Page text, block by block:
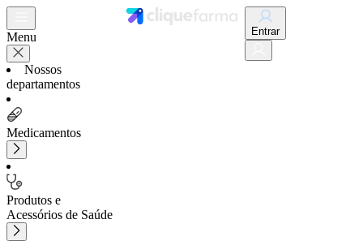
Menu
Nossos
departamentos
Medicamentos
Produtos e
Acessórios de Saúde
Entrar